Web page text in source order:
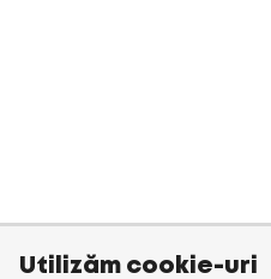
Utilizăm cookie-uri